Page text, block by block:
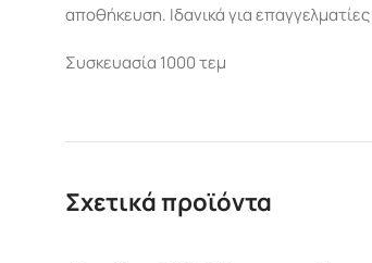
αποθήκευση. Ιδανικά για
Συσκευασία 1000 τεμ
Σχετικά προϊόντα